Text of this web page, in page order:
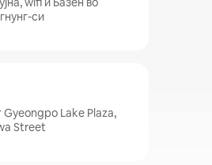
си
Gyeongpo Lake Plaza,
Street